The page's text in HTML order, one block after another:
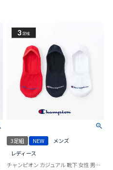
3足組 NEW
メンズ
レディース
チャンピオン カジュアル 靴下 女性 男性 ユニセックス